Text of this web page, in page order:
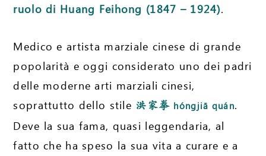
ruolo di Huang Feihong (1847 – 1924).
Medico e artista marziale cinese di grande
popolarità e oggi considerato uno dei padri
delle moderne arti marziali cinesi,
soprattutto dello stile 洪家拳 hóngjiā quán.
Deve la sua fama, quasi leggendaria, al
fatto che ha speso la sua vita a curare e a